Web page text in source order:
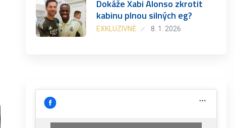
Dokáže Xabi Alonso zkrotit
kabinu plnou silných eg?
EXKLUZIVNĚ 8. 1. 2026